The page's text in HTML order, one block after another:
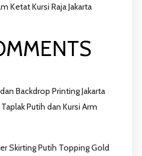
Ketat Kursi Raja Jakarta
Backdrop Printing Jakarta
Putih dan Kursi Arm
Skirting Putih Topping Gold